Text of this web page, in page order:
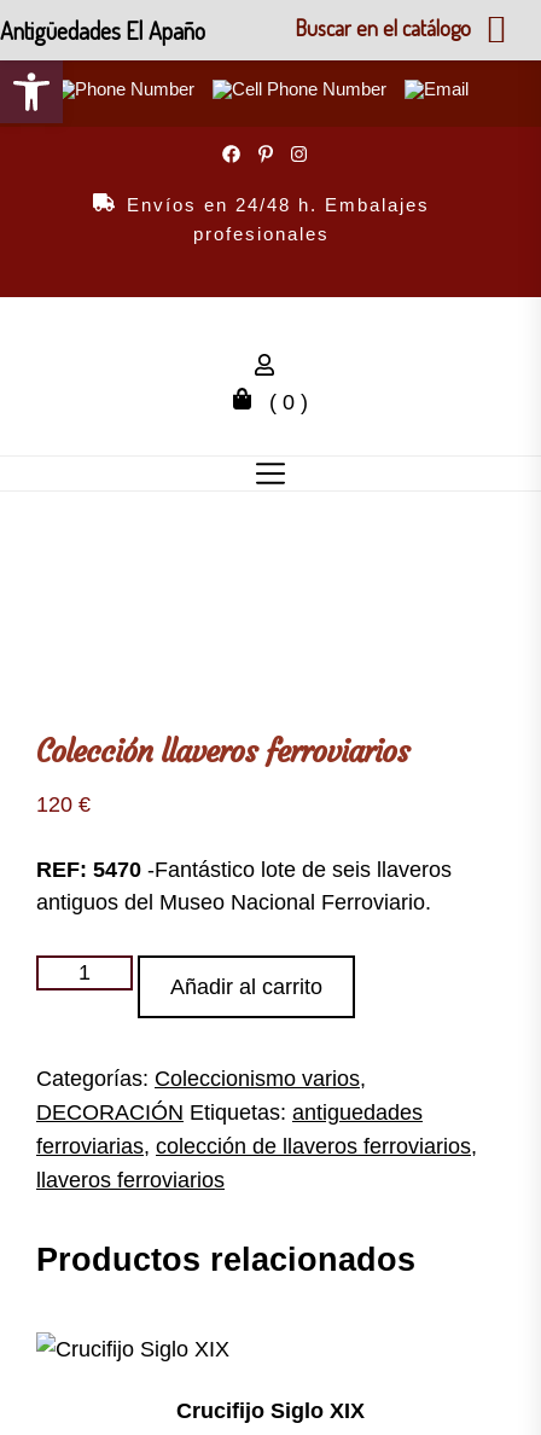
Abrir barra de herramientas
Envíos en 24/48 h. Embalajes
profesionales
( 0 )
Colección llaveros ferroviarios
120 €
REF: 5470 -Fantástico lote de seis llaveros
antiguos del Museo Nacional Ferroviario.
Colección
llaveros
Añadir al carrito
Categorías: Coleccionismo varios,
DECORACIÓN Etiquetas: antiguedades
ferroviarias, colección de llaveros ferroviarios,
llaveros ferroviarios
Productos relacionados
Crucifijo Siglo XIX
Antigüedades El Apaño Buscar en el catálogo